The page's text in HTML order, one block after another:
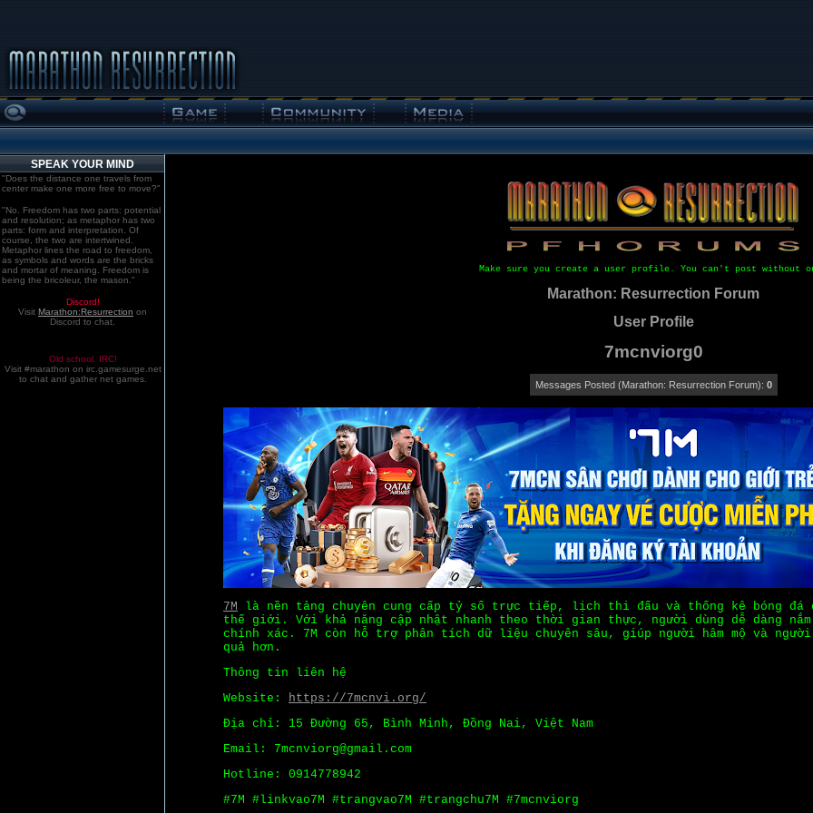
SPEAK YOUR MIND
"Does the distance one travels from
center make one more free to move?"
"No. Freedom has two parts: potential
and resolution; as metaphor has two
parts: form and interpretation. Of
course, the two are intertwined.
Metaphor lines the road to freedom,
as symbols and words are the bricks
and mortar of meaning. Freedom is
being the bricoleur, the mason."
Discord!
Visit Marathon:Resurrection on
Discord to chat.
Old school. IRC!
Visit #marathon on irc.gamesurge.net
to chat and gather net games.
Make sure you create a user profile. You can't post without
Marathon: Resurrection Forum
User Profile
7mcnviorg0
Messages Posted (Marathon: Resurrection Forum): 0
7M là nền tảng chuyên cung cấp tỷ số trực tiếp, lịch thi đấu và thống kê bóng
thế giới. Với khả năng cập nhật nhanh theo thời gian thực, người dùng dễ dàng
chính xác. 7M còn hỗ trợ phân tích dữ liệu chuyên sâu, giúp người hâm mộ và
quả hơn.
Thông tin liên hệ
Website: https://7mcnvi.org/
Địa chỉ: 15 Đường 65, Bình Minh, Đồng Nai, Việt Nam
Email: 7mcnviorg@gmail.com
Hotline: 0914778942
#7M #linkvao7M #trangvao7M #trangchu7M #7mcnviorg